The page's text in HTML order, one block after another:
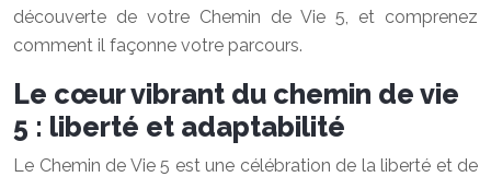
découverte de votre Chemin de Vie 5, et comprenez
comment il façonne votre parcours.
Le cœur vibrant du chemin de vie
5 : liberté et adaptabilité
Le Chemin de Vie 5 est une célébration de la liberté et de